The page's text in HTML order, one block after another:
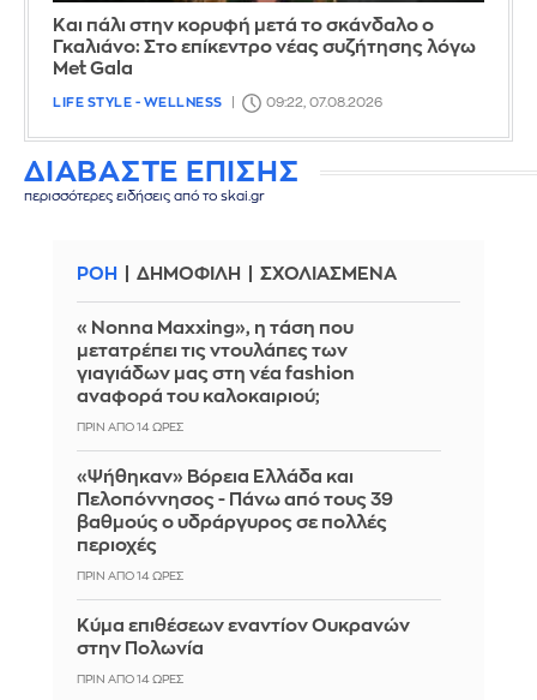
Και πάλι στην κορυφή μετά το σκάνδαλο ο
Γκαλιάνο: Στο επίκεντρο νέας συζήτησης λόγω
Met Gala
LIFE STYLE - WELLNESS 09:22, 07.08.2026
ΔΙΑΒΑΣΤΕ ΕΠΙΣΗΣ
περισσότερες ειδήσεις από το skai.gr
ΡΟΗ ΔΗΜΟΦΙΛΗ ΣΧΟΛΙΑΣΜΕΝΑ
«Nonna Maxxing», η τάση που
μετατρέπει τις ντουλάπες των
γιαγιάδων μας στη νέα fashion
αναφορά του καλοκαιριού;
ΠΡΙΝ ΑΠΌ 14 ΏΡΕΣ
«Ψήθηκαν» Βόρεια Ελλάδα και
Πελοπόννησος - Πάνω από τους 39
βαθμούς ο υδράργυρος σε πολλές
περιοχές
ΠΡΙΝ ΑΠΌ 14 ΏΡΕΣ
Κύμα επιθέσεων εναντίον Ουκρανών
στην Πολωνία
ΠΡΙΝ ΑΠΌ 14 ΏΡΕΣ